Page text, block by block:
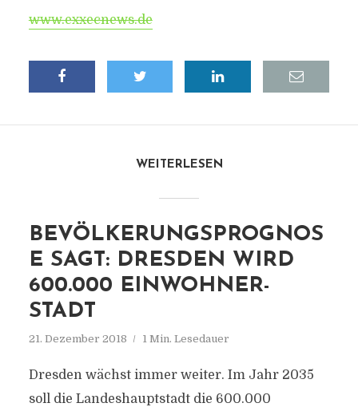
www.exxecnews.de
WEITERLESEN
BEVÖLKERUNGSPROGNOS
E SAGT: DRESDEN WIRD
600.000 EINWOHNER-
STADT
21. Dezember 2018 1 Min. Lesedauer
Dresden wächst immer weiter. Im Jahr 2035
soll die Landeshauptstadt die 600.000